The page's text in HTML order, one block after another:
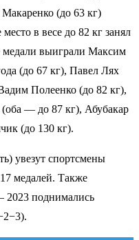
Макаренко (до 63 кг)
в весе до 82 кг занял
выиграли Максим
(до 67 кг), Павел Лях
Полеенко (до 82 кг),
— до 87 кг), Абубакар
(до 130 кг).
увезут спортсмены
медалей. Также
2023 поднимались